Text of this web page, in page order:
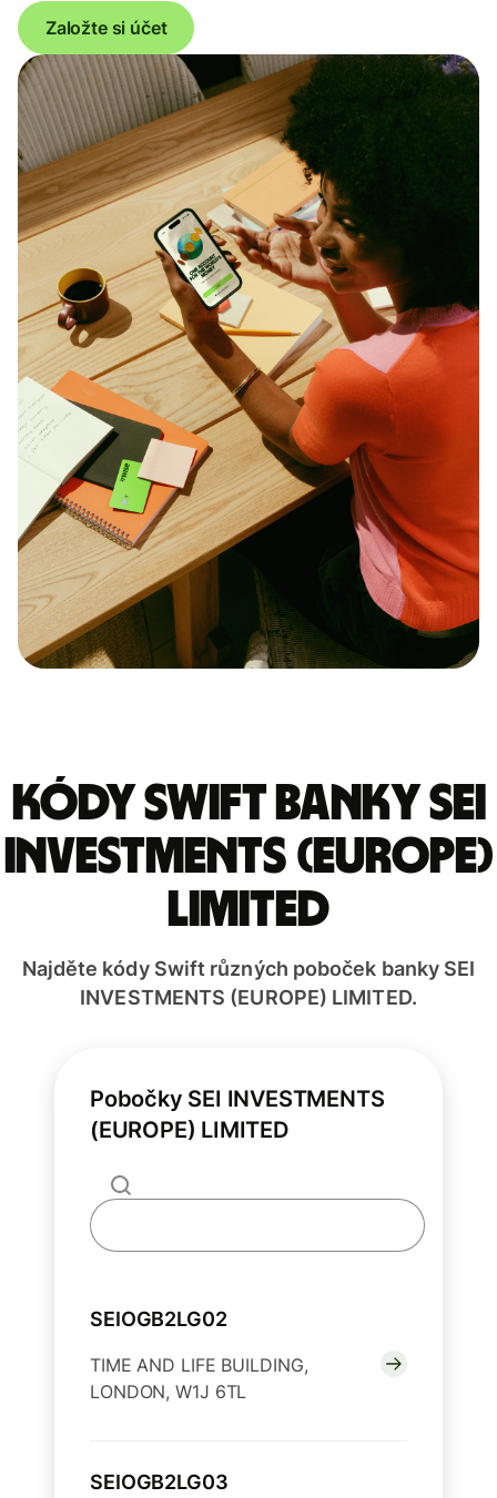
Založte si účet
Kódy Swift banky SEI
INVESTMENTS (EUROPE)
LIMITED
Najděte kódy Swift různých poboček banky SEI
INVESTMENTS (EUROPE) LIMITED.
Pobočky SEI INVESTMENTS
(EUROPE) LIMITED
SEIOGB2LG02
TIME AND LIFE BUILDING,
LONDON, W1J 6TL
SEIOGB2LG03